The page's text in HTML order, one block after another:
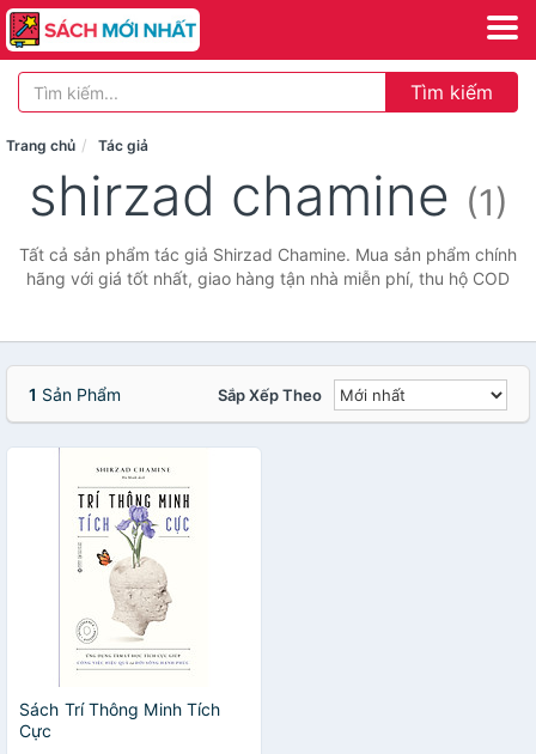
Tìm kiếm
Trang chủ Tác giả
shirzad chamine (1)
Tất cả sản phẩm tác giả Shirzad Chamine. Mua sản phẩm chính
hãng với giá tốt nhất, giao hàng tận nhà miễn phí, thu hộ COD
1 Sản Phẩm Sắp Xếp Theo
Sách Trí Thông Minh Tích
Cực